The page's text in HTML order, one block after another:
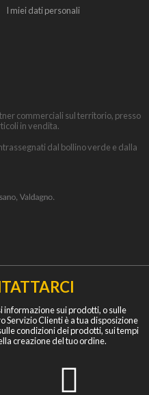
I miei dati personali
commerciali sul territorio, presso
in vendita.
dal bollino verde e dalla
sui prodotti, o sulle
Servizio Clienti è a tua disposizione
condizioni dei prodotti, sui tempi
creazione del tuo ordine.